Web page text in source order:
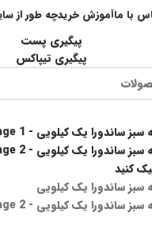
با ماآموزش خریدچه طور از
پیگیری پست
پیگیری تیپاکس
کنید